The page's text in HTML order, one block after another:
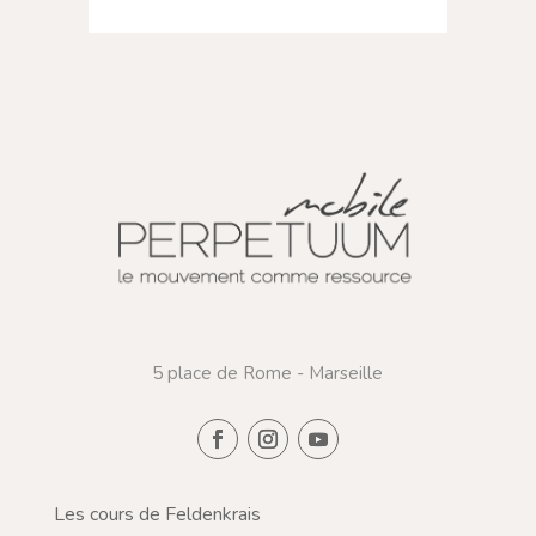
5 place de Rome - Marseille
Les cours de Feldenkrais